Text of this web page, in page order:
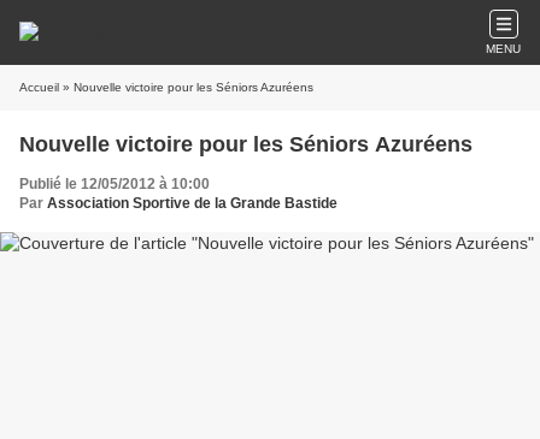
MENU
Accueil » Nouvelle victoire pour les Séniors Azuréens
Nouvelle victoire pour les Séniors Azuréens
Publié le 12/05/2012 à 10:00
Par Association Sportive de la Grande Bastide